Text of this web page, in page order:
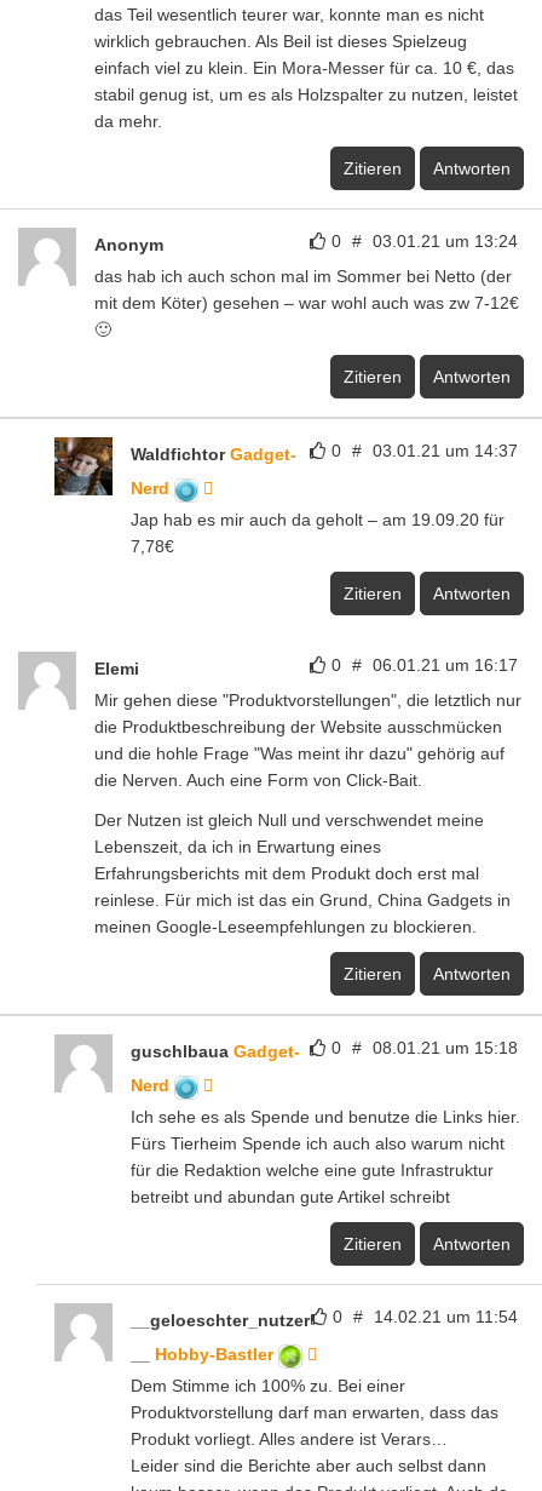
das Teil wesentlich teurer war, konnte man es nicht
wirklich gebrauchen. Als Beil ist dieses Spielzeug
einfach viel zu klein. Ein Mora-Messer für ca. 10 €, das
stabil genug ist, um es als Holzspalter zu nutzen, leistet
da mehr.
Zitieren Antworten
0 # 03.01.21 um 13:24
Anonym
das hab ich auch schon mal im Sommer bei Netto (der
mit dem Köter) gesehen – war wohl auch was zw 7-12€
🙂
Zitieren Antworten
0 # 03.01.21 um 14:37
WaldfichtorGadget-
Nerd
Jap hab es mir auch da geholt – am 19.09.20 für
7,78€
Zitieren Antworten
0 # 06.01.21 um 16:17
Elemi
Mir gehen diese "Produktvorstellungen", die letztlich nur
die Produktbeschreibung der Website ausschmücken
und die hohle Frage "Was meint ihr dazu" gehörig auf
die Nerven. Auch eine Form von Click-Bait.
Der Nutzen ist gleich Null und verschwendet meine
Lebenszeit, da ich in Erwartung eines
Erfahrungsberichts mit dem Produkt doch erst mal
reinlese. Für mich ist das ein Grund, China Gadgets in
meinen Google-Leseempfehlungen zu blockieren.
Zitieren Antworten
0 # 08.01.21 um 15:18
guschlbaua Gadget-
Nerd
Ich sehe es als Spende und benutze die Links hier.
Fürs Tierheim Spende ich auch also warum nicht
für die Redaktion welche eine gute Infrastruktur
betreibt und abundan gute Artikel schreibt
Zitieren Antworten
0 # 14.02.21 um 11:54
__geloeschter_nutzer
Hobby-Bastler
Dem Stimme ich 100% zu. Bei einer
Produktvorstellung darf man erwarten, dass das
Produkt vorliegt. Alles andere ist Verars…
Leider sind die Berichte aber auch selbst dann